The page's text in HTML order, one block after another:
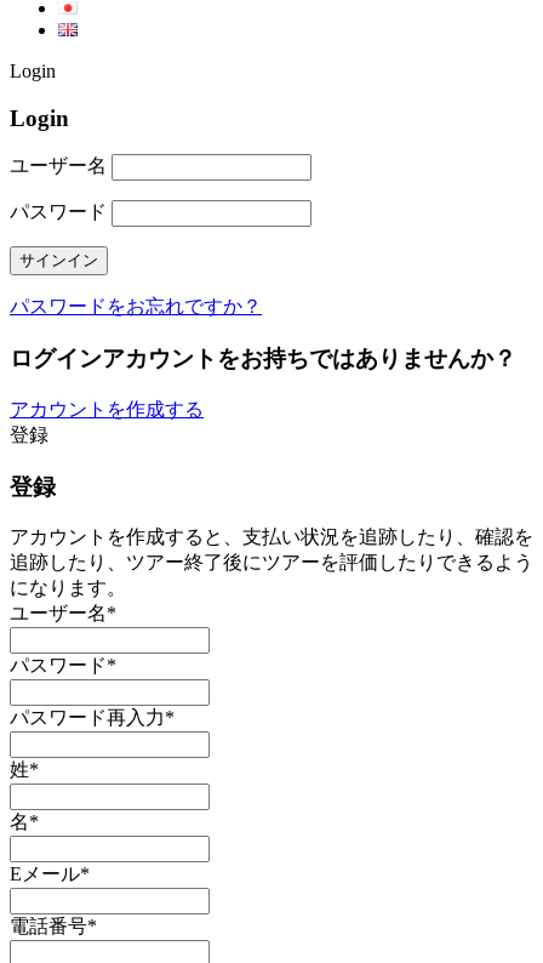
Login
Login
ユーザー名
パスワード
パスワードをお忘れですか？
ログインアカウントをお持ちではありませんか？
アカウントを作成する
登録
登録
アカウントを作成すると、支払い状況を追跡したり、確認を
追跡したり、ツアー終了後にツアーを評価したりできるよう
になります。
ユーザー名*
パスワード*
パスワード再入力*
姓*
名*
Eメール*
電話番号*